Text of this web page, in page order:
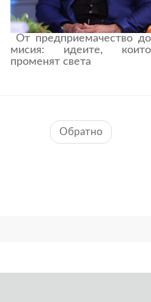
От предприемачество до
мисия: идеите, които
променят света
Обратно